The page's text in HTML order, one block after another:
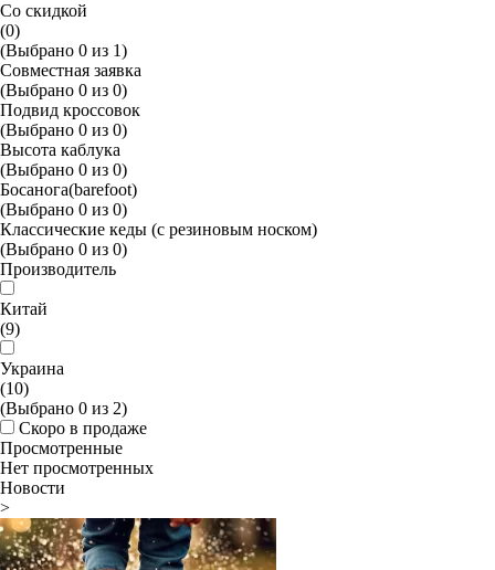
Со скидкой
(0)
(Выбрано 0 из 1)
Совместная заявка
(Выбрано 0 из 0)
Подвид кроссовок
(Выбрано 0 из 0)
Высота каблука
(Выбрано 0 из 0)
Босанога(barefoot)
(Выбрано 0 из 0)
Классические кеды (с резиновым носком)
(Выбрано 0 из 0)
Производитель
Китай
(9)
Украина
(10)
(Выбрано 0 из 2)
Скоро в продаже
Просмотренные
Нет просмотренных
Новости
>